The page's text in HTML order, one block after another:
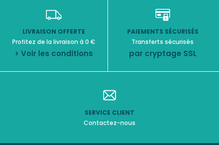
LIVRAISON OFFERTE
Profitez de la livraison à 0 €
> Voir les conditions
PAIEMENTS SÉCURISÉS
Transferts sécurisés
par cryptage SSL
SERVICE CLIENT
Contactez-nous